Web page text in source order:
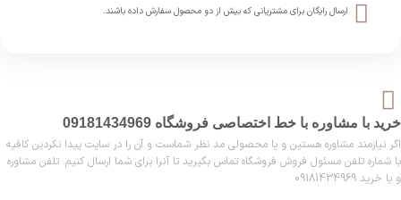
ارسال رایگان برای مشتریانی که بیش از دو محصول سفارش داده باشند.​
خرید با مشاوره با خط اختصاصی فروشگاه 09181434969
اگر نیازمند مشاوره هستین و یا محصولی مد نظر شماست و آن را در سایت پیدا نکردین کافیه
با شماره تلفن مسئول فروش فروشگاه تماس بگیرید تا آنرا برای شما ارسال کنیم. تلفن مشاوره
و یا خرید 09181434969